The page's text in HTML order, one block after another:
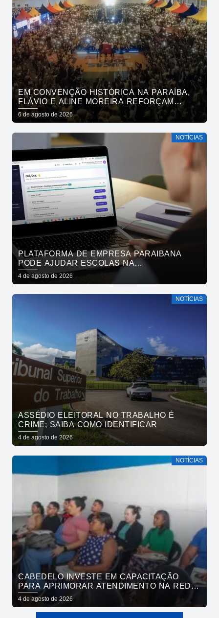
EM CONVENÇÃO HISTÓRICA NA PARAÍBA,
FLÁVIO E ALINE MOREIRA REFORÇAM
APOIO À CONTINUIDADE DO ATUAL
PROJETO POLÍTICO NO ESTADO
6 de agosto de 2026
NOTÍCIAS
PLATAFORMA DE EMPRESA PARAIBANA
PODE AJUDAR ESCOLAS NA
IDENTIFICAÇÃO PRECOCE DE SINAIS DE
NEURODIVERGÊNCIA
4 de agosto de 2026
NOTÍCIAS
ASSÉDIO ELEITORAL NO TRABALHO É
CRIME; SAIBA COMO IDENTIFICAR
4 de agosto de 2026
NOTÍCIAS
CABEDELO INVESTE EM CAPACITAÇÃO
PARA APRIMORAR ATENDIMENTO NA REDE
DE BARES E RESTAURANTES
4 de agosto de 2026